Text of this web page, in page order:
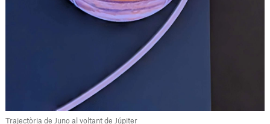
Trajectòria de Juno al voltant de Júpiter